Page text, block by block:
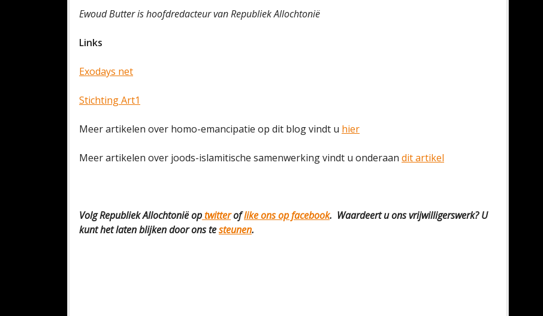
Ewoud Butter is hoofdredacteur van Republiek Allochtonië
Links
Exodays net
Stichting Art1
Meer artikelen over homo-emancipatie op dit blog vindt u hier
Meer artikelen over joods-islamitische samenwerking vindt u onderaan dit artikel
Volg Republiek Allochtonië optwitteroflike ons op facebook. Waardeert u ons vrijwilligerswerk? U
kunt het laten blijken door ons testeunen.